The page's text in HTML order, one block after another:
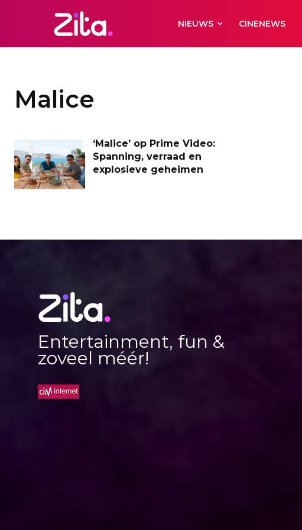
NIEUWS CINENEWS
Malice
‘Malice’ op Prime Video:
Spanning, verraad en
explosieve geheimen
Entertainment, fun &
zoveel méér!